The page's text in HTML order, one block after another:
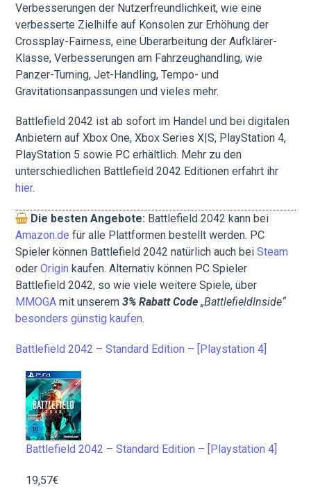
Verbesserungen der Nutzerfreundlichkeit, wie eine
verbesserte Zielhilfe auf Konsolen zur Erhöhung der
Crossplay-Fairness, eine Überarbeitung der Aufklärer-
Klasse, Verbesserungen am Fahrzeughandling, wie
Panzer-Turning, Jet-Handling, Tempo- und
Gravitationsanpassungen und vieles mehr.
Battlefield 2042 ist ab sofort im Handel und bei digitalen
Anbietern auf Xbox One, Xbox Series X|S, PlayStation 4,
PlayStation 5 sowie PC erhältlich. Mehr zu den
unterschiedlichen Battlefield 2042 Editionen erfahrt ihr
hier.
Die besten Angebote: Battlefield 2042 kann bei
Amazon.de für alle Plattformen bestellt werden. PC
Spieler können Battlefield 2042 natürlich auch beiSteam
oderOrigin kaufen. Alternativ können PC Spieler
Battlefield 2042, so wie viele weitere Spiele, über
MMOGA mit unserem3% Rabatt Code„BattlefieldInside“
besonders günstig kaufen.
Battlefield 2042 – Standard Edition – [Playstation 4]
Battlefield 2042 – Standard Edition – [Playstation 4]
19,57€